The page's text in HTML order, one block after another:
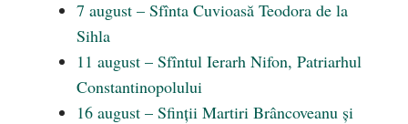
7 august – Sfînta Cuvioasă Teodora de la
Sihla
11 august – Sfîntul Ierarh Nifon, Patriarhul
Constantinopolului
16 august – Sfinții Martiri Brâncoveanu și